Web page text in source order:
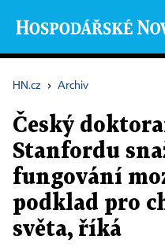
HN.cz › Archiv
Český
Stanfordu
fungování
podklad pro
světa, říká